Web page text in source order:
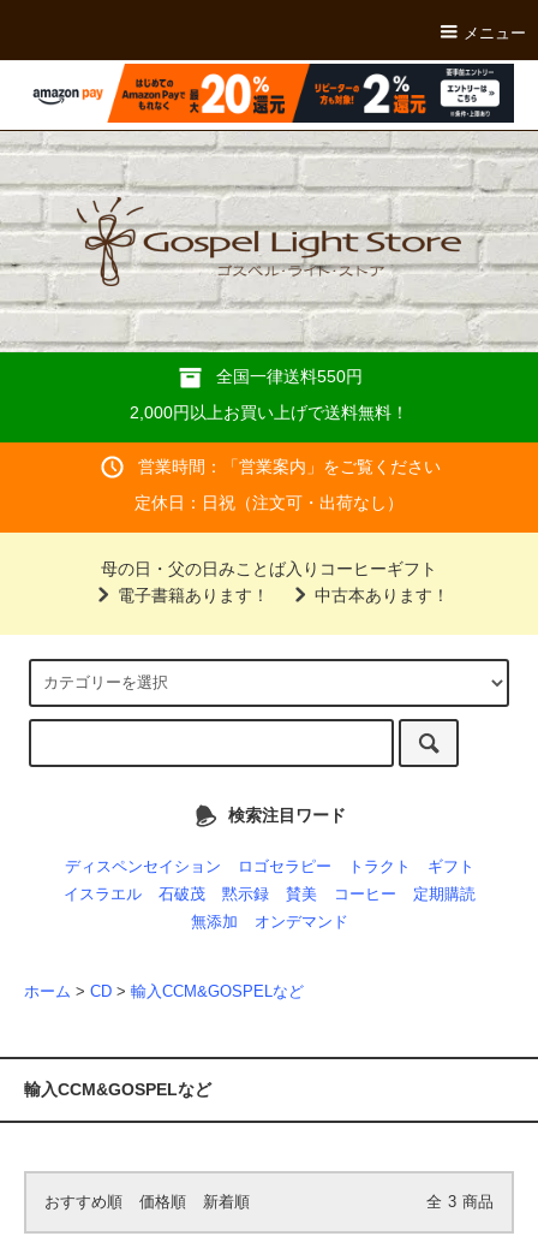
メニュー
全国一律送料550円
2,000円以上お買い上げで送料無料！
営業時間：「営業案内 」をご覧ください
定休日：日祝（注文可・出荷なし）
母の日・父の日みことば入りコーヒーギフト
電子書籍あります！
中古本あります！
検索注目ワード
ディスペンセイション ロゴセラピー トラクト
ギフト
イスラエル
石破茂 黙示録 賛美 コーヒー
定期購読
無添加
オンデマンド
ホーム > CD > 輸入CCM&GOSPELなど
輸入CCM&GOSPELなど
おすすめ順 価格順 新着順 全 3 商品